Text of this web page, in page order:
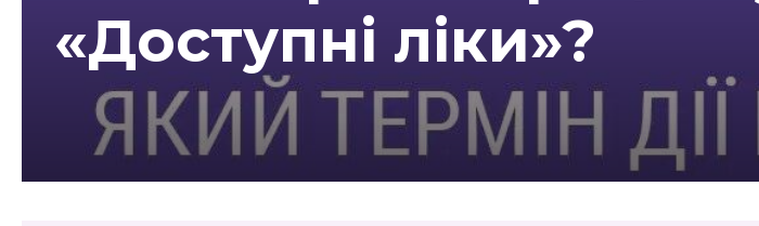
«Доступні ліки»?